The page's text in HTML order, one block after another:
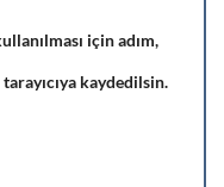
için adım,
kaydedilsin.